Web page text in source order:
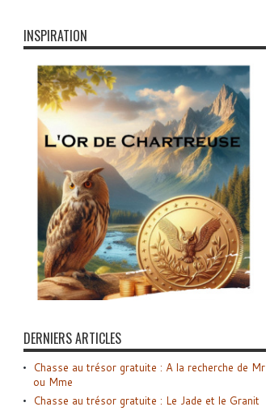
INSPIRATION
DERNIERS ARTICLES
Chasse au trésor gratuite : A la recherche de Mr
ou Mme
Chasse au trésor gratuite : Le Jade et le Granit